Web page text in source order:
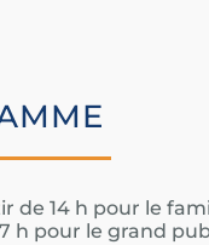
de 14 h pour le
h pour le grand